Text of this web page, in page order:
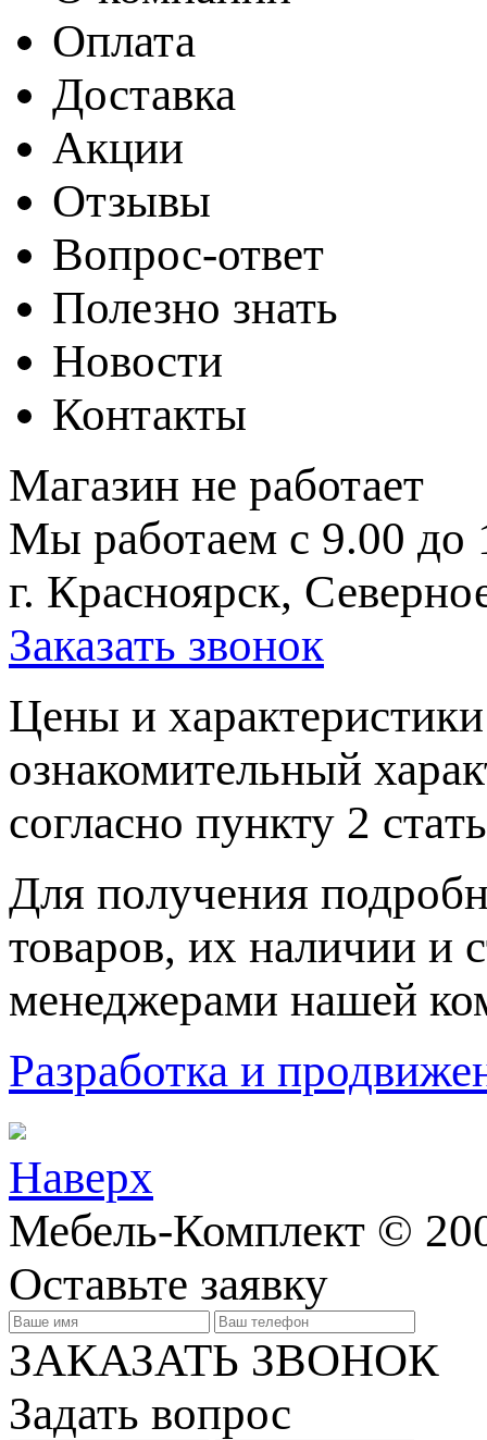
Оплата
Доставка
Акции
Отзывы
Вопрос-ответ
Полезно знать
Новости
Контакты
Магазин не работает
Мы работаем с 9.00 до
г. Красноярск,
Заказать звонок
Цeны и
ознакомительный
согласно пункту 2
Для пoлучения
товaров, их нaличии и
менеджерами нашей
Разработка и
Наверх
Мебель-Комплект ©
Оставьте заявку
ЗАКАЗАТЬ ЗВОНОК
Задать вопрос